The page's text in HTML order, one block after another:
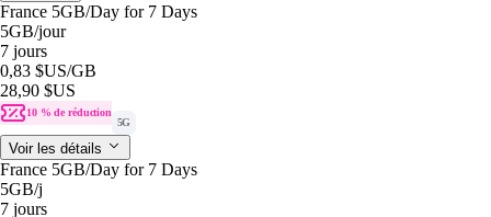
France 5GB/Day for 7 Days
5GB/jour
7 jours
0,83 $US/GB
28,90 $US
10 % de réduction
5G
Voir les détails
France 5GB/Day for 7 Days
5GB/j
7 jours